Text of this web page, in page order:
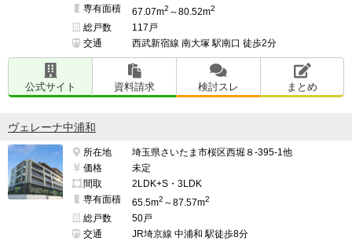
専有面積
67.07m2 ～80.52m2
総戸数
117戸
交通
西武新宿線 南大塚 駅南口 徒歩2分
公式サイト 資料請求 検討スレ まとめ
ヴェレーナ中浦和
所在地
埼玉県さいたま市桜区西堀８-395-1他
価格
未定
間取
2LDK+S・3LDK
専有面積
65.5m2 ～87.57m2
総戸数
50戸
交通
JR埼京線 中浦和 駅徒歩8分